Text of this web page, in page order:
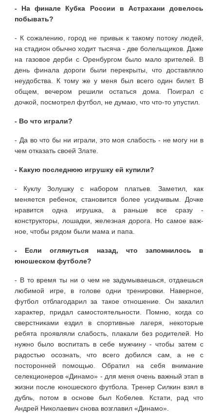
- На финале Кубка России в Астра­хани довелось
побывать?
- К сожалению, город не привык к та­кому потоку людей,
на стадион обычно хо­дит тысяча - две болельщиков. Даже
на газовое дерби с Оренбургом было мало зрителей. В
день финала дороги были перекрыты, что доставляло
неудобства. К тому же у меня был всего один билет. В
общем, вечером решили остаться дома. Поиграл с
дочкой, посмотрел футбол, не ду­маю, что что-то упустил.
- Во что играли?
- Да во что бы ни играли, это моя слабость - не могу ни в
чем отказать своей Злате.
- Какую последнюю игрушку ей ку­пили?
- Куклу Золушку с набором платьев. Заметил, как
меняется ребенок, становится более усидчивым. Дочке
нравится одна игрушка, а раньше все сразу -
конструкторы, лошадки, железная дорога. Но самое важ­
ное, чтобы рядом были мама и папа.
- Если оглянуться назад, что запомнилось в
юношеском футболе?
- В то время ты ни о чем не задумываешься, отдаешься
любимой игре, в голове одни тренировки. Наверное,
футбол отблагодарил за такое отношение. Он закалил
характер, придал самостоятельности. Помню, когда со
сверстниками ездил в спортивные лагеря, некоторые
ребята проявляли слабость, плакали без родителей. Но
нужно было воспитать в себе мужчину - чтобы затем с
радостью осознать, что всего добился сам, а не с
посторонней помощью. Обратил на себя внимание
селекционеров «Динамо» - для меня очень важный этап в
жизни после юношеского футбола. Тренер Силкин взял в
дубль, потом в основе был Кобелев. Кстати, рад что
Андрей Николаевич снова возглавил «Динамо».